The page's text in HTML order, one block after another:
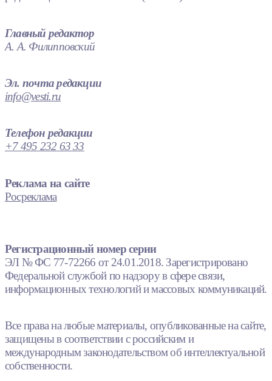
Главный редактор
А. А. Филипповский
Эл. почта редакции
info@vesti.ru
Телефон редакции
+7 495 232 63 33
Реклама на сайте
Росреклама
Регистрационный номер серии
ЭЛ № ФС 77-72266 от 24.01.2018. Зарегистрировано
Федеральной службой по надзору в сфере связи,
информационных технологий и массовых коммуникаций.
Все права на любые материалы, опубликованные на сайте,
защищены в соответствии с российским и
международным законодательством об интеллектуальной
собственности.